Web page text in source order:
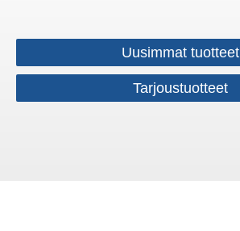
Uusimmat tuotteet
Tarjoustuotteet